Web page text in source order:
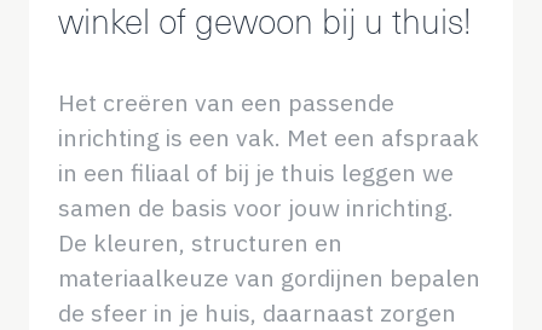
winkel of gewoon bij u thuis!
Het creëren van een passende
inrichting is een vak. Met een afspraak
in een filiaal of bij je thuis leggen we
samen de basis voor jouw inrichting.
De kleuren, structuren en
materiaalkeuze van gordijnen bepalen
de sfeer in je huis, daarnaast zorgen